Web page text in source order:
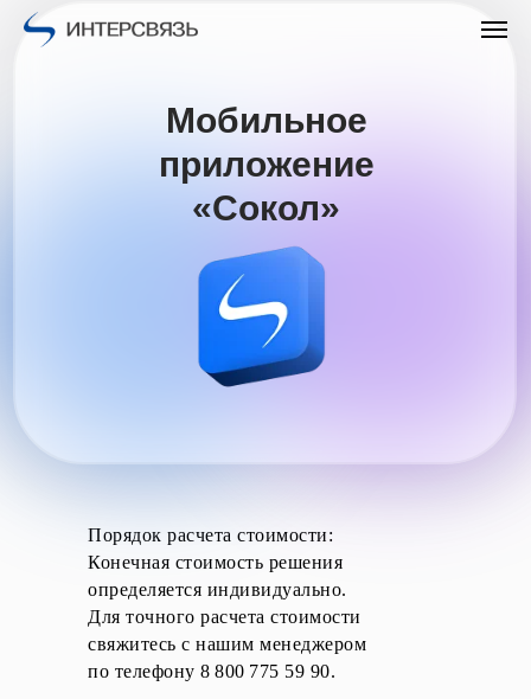
Мобильное
приложение
«Сокол»
Порядок расчета стоимости:
Конечная стоимость решения
определяется индивидуально.
Для точного расчета стоимости
свяжитесь с нашим менеджером
по телефону 8 800 775 59 90.